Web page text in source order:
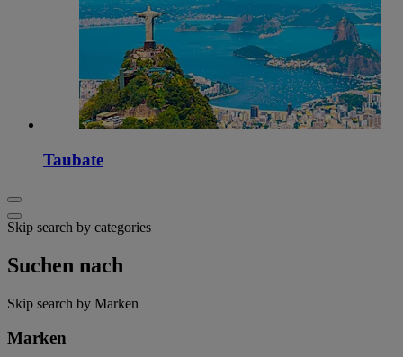
Taubate
Skip search by categories
Suchen nach
Skip search by Marken
Marken